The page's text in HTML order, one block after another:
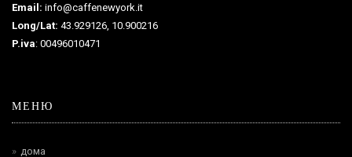
Email: info@caffenewyork.it
Long/Lat: 43.929126, 10.900216
P.iva: 00496010471
МЕНЮ
дома